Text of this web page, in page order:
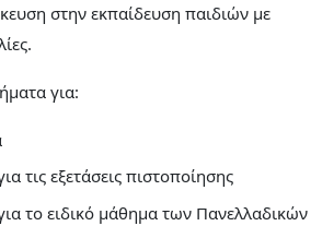
στην εκπαίδευση παιδιών με
για:
τις εξετάσεις πιστοποίησης
το ειδικό μάθημα των Πανελλαδικών